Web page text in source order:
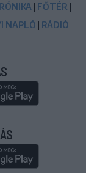
| FŐTÉR |
NAPLÓ | RÁDIÓ